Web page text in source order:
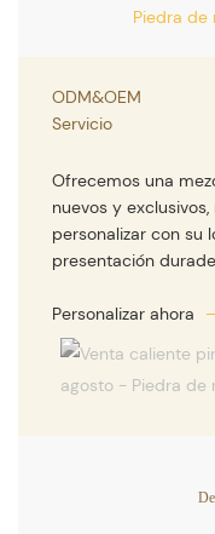
ODM&OEM
Servicio
Ofrecemos una
nuevos y
personalizar con su
presentación
Personalizar ahora